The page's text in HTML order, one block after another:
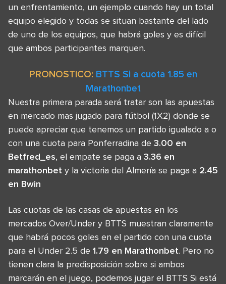
un enfrentamiento, un ejemplo cuando hay un total
equipo elegido y todas se situan bastante del lado
de uno de los equipos, que habrá goles y es difícil
que ambos participantes marquen.
PRONOSTICO: BTTS Si a cuota 1.85 en
Marathonbet
Nuestra primera parada será tratar son las apuestas
en mercado mas jugado para fútbol (1X2) donde se
puede apreciar que tenemos un partido igualado a o
con una cuota para Ponferradina de 3.00 en
Betfred_es, el empate se paga a 3.36 en
marathonbet y la victoria del Almería se paga a 2.45
en Bwin
Las cuotas de las casas de apuestas en los
mercados Over/Under y BTTS muestran claramente
que habrá pocos goles en el partido con una cuota
para el Under 2.5 de 1.79 en Marathonbet. Pero no
tienen clara la predisposición sobre si ambos
marcarán en el juego, podemos jugar el BTTS Si está